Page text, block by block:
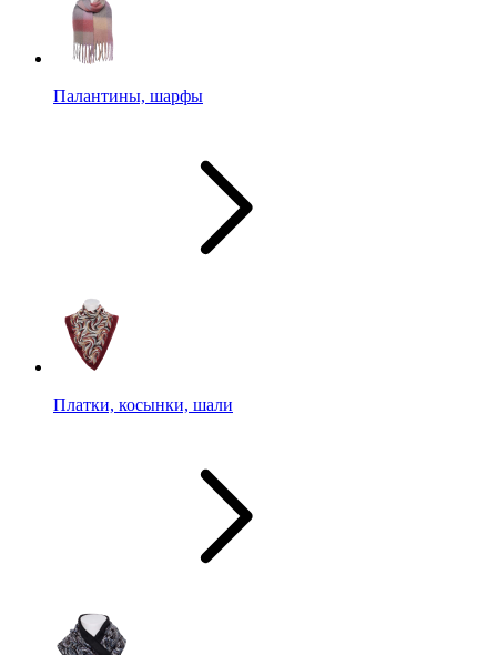
Палантины, шарфы
Платки, косынки, шали